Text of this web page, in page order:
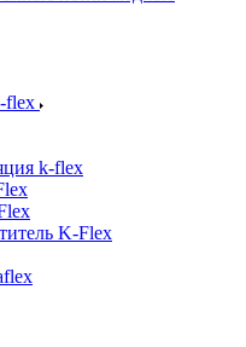
flex
k-flex
K-Flex